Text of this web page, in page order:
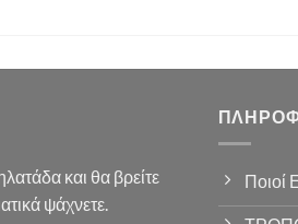
και θα βρείτε
ψάχνετε.
Ποιοί